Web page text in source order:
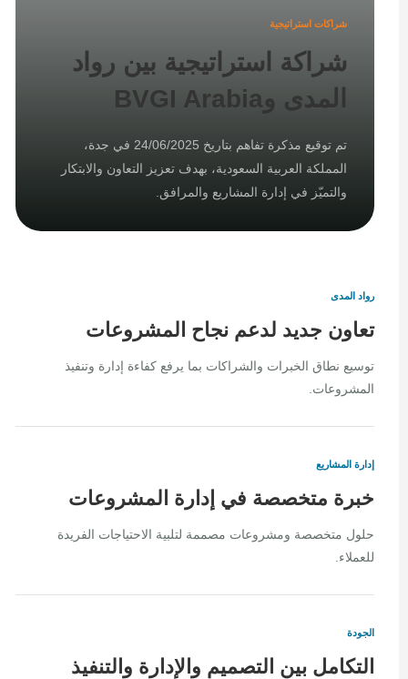
شراكات استراتيجية
شراكة استراتيجية بين رواد
المدى وBVGI Arabia
تم توقيع مذكرة تفاهم بتاريخ 24/06/2025 في جدة،
المملكة العربية السعودية، بهدف تعزيز التعاون والابتكار
والتميّز في إدارة المشاريع والمرافق.
رواد المدى
تعاون جديد لدعم نجاح المشروعات
توسيع نطاق الخبرات والشراكات بما يرفع كفاءة إدارة وتنفيذ
المشروعات.
إدارة المشاريع
خبرة متخصصة في إدارة المشروعات
حلول متخصصة ومشروعات مصممة لتلبية الاحتياجات الفريدة
للعملاء.
الجودة
التكامل بين التصميم والإدارة والتنفيذ